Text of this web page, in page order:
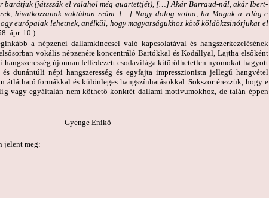
barátjuk (játsszák el valahol még quartettjét), […] Akár Barraud-nál, akár Ibert-
hivatkozzanak vaktában reám. […] Nagy dolog volna, ha Maguk a világ e
európaiak lehetnek, anélkül, hogy magyarságukhoz kötő köldökzsinórjukat el
ápr. 10.)
a népzenei dallamkinccsel való kapcsolatával és hangszerkezelésének
vokális népzenére koncentráló Bartókkal és Kodállyal, Lajtha elsőként
hangszeresség újonnan felfedezett csodavilága kitörölhetetlen nyomokat hagyott
dunántúli népi hangszeresség és egyfajta impresszionista jellegű hangvétel
átlátható formákkal és különleges hangszínhatásokkal. Sokszor érezzük, hogy e
vagy egyáltalán nem köthető konkrét dallami motívumokhoz, de talán éppen
Enikő
jelent meg: